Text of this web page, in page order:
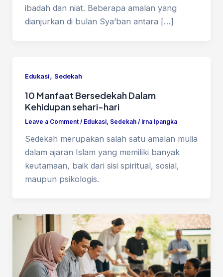
ibadah dan niat. Beberapa amalan yang
dianjurkan di bulan Sya’ban antara […]
Edukasi, Sedekah
10 Manfaat Bersedekah Dalam
Kehidupan sehari-hari
Leave a Comment / Edukasi, Sedekah/ Irna Ipangka
Sedekah merupakan salah satu amalan mulia
dalam ajaran Islam yang memiliki banyak
keutamaan, baik dari sisi spiritual, sosial,
maupun psikologis.